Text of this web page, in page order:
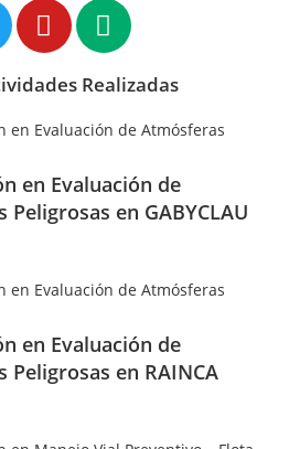
Realizadas
en Evaluación de
en GABYCLAU
en Evaluación de
Peligrosas en RAINCA